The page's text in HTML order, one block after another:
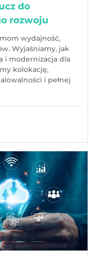
do
rozwoju
wydajność,
Wyjaśniamy, jak
i modernizacja dla
kolokację,
i pełnej